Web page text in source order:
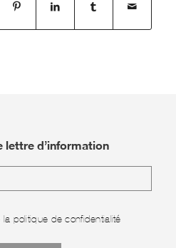
lettre d’information
la politique de confidentialité